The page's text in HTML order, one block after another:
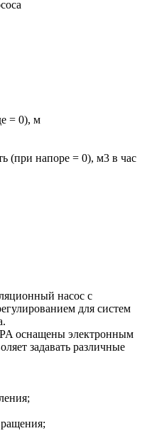
= 0), м
(при напоре = 0), м3 в час
насос с
для систем
оснащены электронным
задавать различные